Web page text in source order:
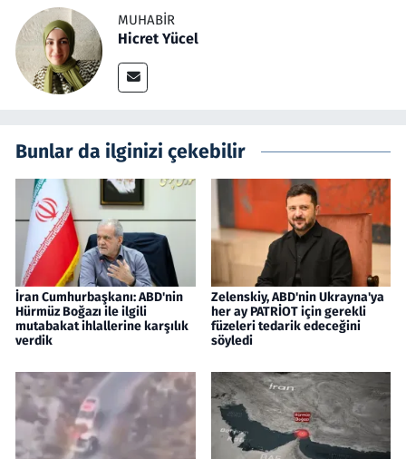
MUHABIR
Hicret Yücel
Bunlar da ilginizi çekebilir
İran Cumhurbaşkanı: ABD'nin
Hürmüz Boğazı ile ilgili
mutabakat ihlallerine karşılık
verdik
Zelenskiy, ABD'nin Ukrayna'ya
her ay PATRİOT için gerekli
füzeleri tedarik edeceğini
söyledi